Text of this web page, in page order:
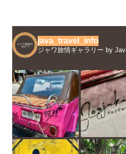
java_travel_info
ジャワ旅情ギャラリー by